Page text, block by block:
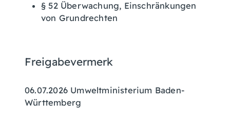
§ 52 Überwachung, Einschränkungen
von Grundrechten
Freigabevermerk
06.07.2026 Umweltministerium Baden-
Württemberg